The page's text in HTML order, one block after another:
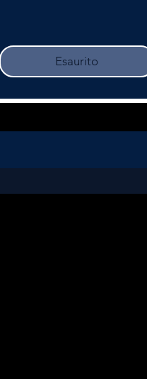
Esaurito